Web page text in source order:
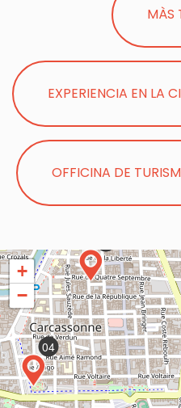
MÀS
EXPERIENCIA EN LA
OFFICINA DE
04
+
−